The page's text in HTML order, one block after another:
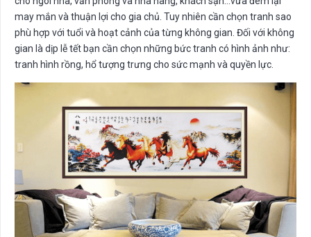
may mắn và thuận lợi cho gia chủ. Tuy nhiên cần chọn tranh sao
phù hợp với tuổi và hoạt cảnh của từng không gian. Đối với không
gian là dịp lễ tết bạn cần chọn những bức tranh có hình ảnh như:
tranh hình rồng, hổ tượng trưng cho sức mạnh và quyền lực.